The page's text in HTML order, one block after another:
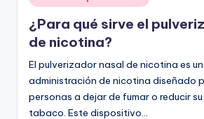
en
¿Para qué sirve el
de nicotina?
El pulverizador nasal de nicotina es
administración de nicotina diseñado
personas a dejar de fumar o reducir
tabaco. Este dispositivo…